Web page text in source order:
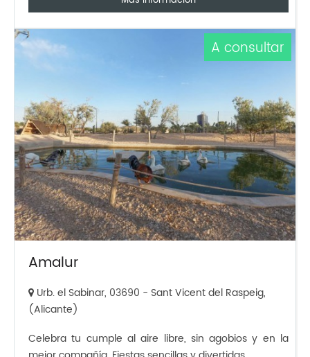
Amalur
A consultar
Urb. el Sabinar, 03690 - Sant Vicent del Raspeig,
(Alicante)
Celebra tu cumple al aire libre, sin agobios y en la